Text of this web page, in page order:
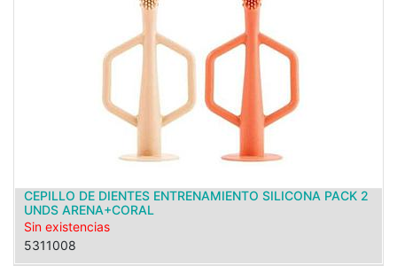
CEPILLO DE DIENTES ENTRENAMIENTO SILICONA PACK 2
UNDS ARENA+CORAL
Sin existencias
5311008